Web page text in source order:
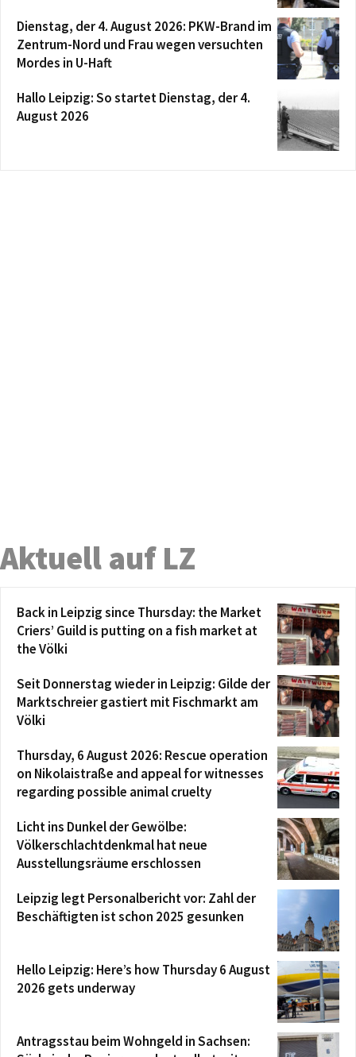
Dienstag, der 4. August 2026: PKW-Brand im
Zentrum-Nord und Frau wegen versuchten
Mordes in U-Haft
Hallo Leipzig: So startet Dienstag, der 4.
August 2026
Aktuell auf LZ
Back in Leipzig since Thursday: the Market
Criers’ Guild is putting on a fish market at
the Völki
Seit Donnerstag wieder in Leipzig: Gilde der
Marktschreier gastiert mit Fischmarkt am
Völki
Thursday, 6 August 2026: Rescue operation
on Nikolaistraße and appeal for witnesses
regarding possible animal cruelty
Licht ins Dunkel der Gewölbe:
Völkerschlachtdenkmal hat neue
Ausstellungsräume erschlossen
Leipzig legt Personalbericht vor: Zahl der
Beschäftigten ist schon 2025 gesunken
Hello Leipzig: Here’s how Thursday 6 August
2026 gets underway
Antragsstau beim Wohngeld in Sachsen: